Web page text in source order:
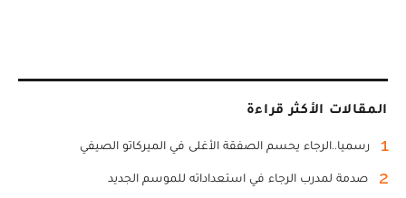
المقالات الأكثر قراءة
1 رسميا..الرجاء يحسم الصفقة الأغلى في الميركاتو الصيفي
2 صدمة لمدرب الرجاء في استعداداته للموسم الجديد